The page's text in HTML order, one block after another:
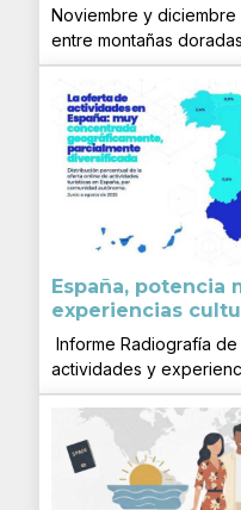
Noviembre y
entre montañas
España, potencia
experiencias
Informe Radiografía
actividades y